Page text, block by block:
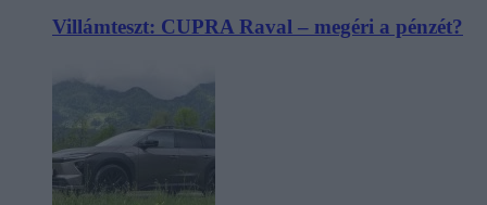
Villámteszt: CUPRA Raval – megéri a pénzét?